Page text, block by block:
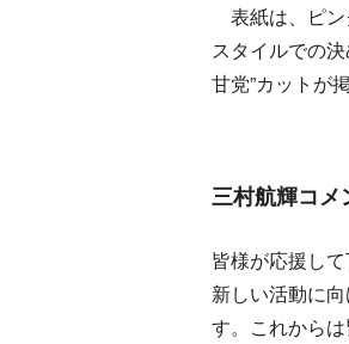
表紙は、ピン
スタイルでの
甘党”カットが
三村航輝コメ
皆様が応援し
新しい活動に
す。これから